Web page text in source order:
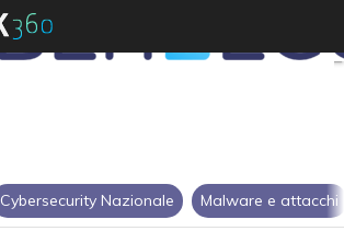
Cybersecurity Nazionale Malware e attacchi